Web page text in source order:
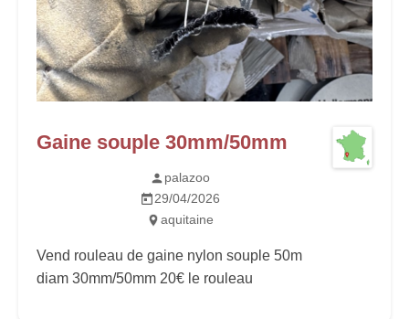
Gaine souple 30mm/50mm
palazoo
29/04/2026
aquitaine
Vend rouleau de gaine nylon souple 50m
diam 30mm/50mm 20€ le rouleau